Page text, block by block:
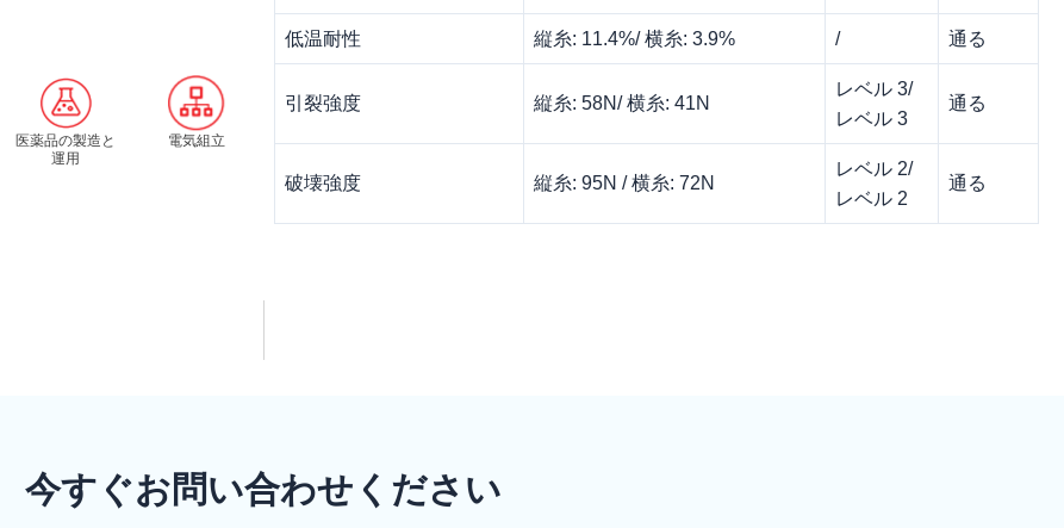
医薬品の製造と
運用
電気組立
低温耐性 縦糸: 11.4%/ 横糸: 3.9% / 通る
引裂強度 縦糸: 58N/ 横糸: 41N
レベル 3/
レベル 3
通る
破壊強度 縦糸: 95N / 横糸: 72N
レベル 2/
レベル 2
通る
今すぐお問い合わせください